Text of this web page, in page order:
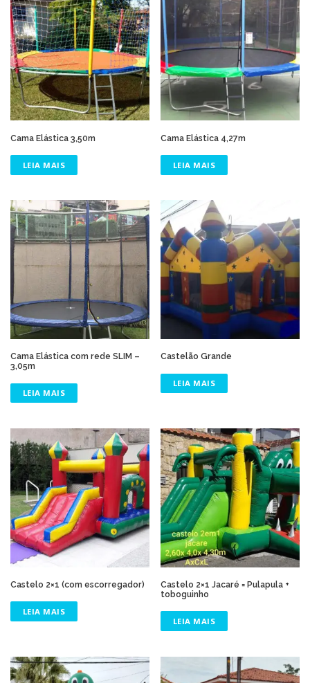
Cama Elástica 3,50m
LEIA MAIS
Cama Elástica 4,27m
LEIA MAIS
Cama Elástica com rede SLIM –
3,05m
LEIA MAIS
Castelão Grande
LEIA MAIS
Castelo 2×1 (com escorregador)
LEIA MAIS
Castelo 2×1 Jacaré = Pulapula +
toboguinho
LEIA MAIS